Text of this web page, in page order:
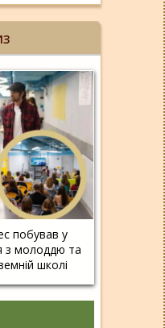
побував у
з молоддю та
школі